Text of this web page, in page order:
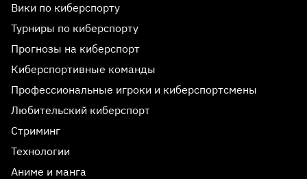
Вики по киберспорту
Турниры по киберспорту
Прогнозы на киберспорт
Киберспортивные команды
Профессиональные игроки и киберспортсмены
Любительский киберспорт
Стриминг
Технологии
Аниме и манга